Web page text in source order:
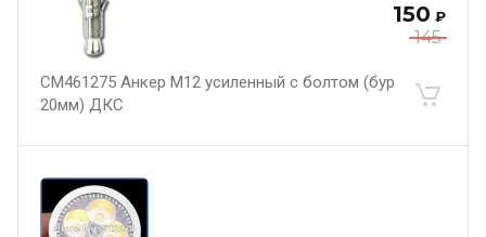
145
150 ₽
CM461275 Анкер М12 усиленный с болтом (бур
20мм) ДКС